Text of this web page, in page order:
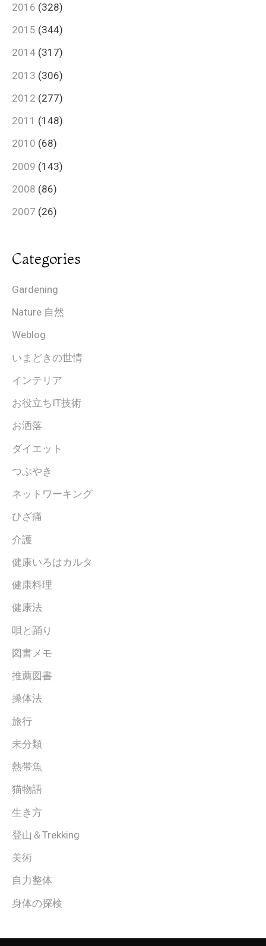
2016 (328)
2015 (344)
2014 (317)
2013 (306)
2012 (277)
2011 (148)
2010 (68)
2009 (143)
2008 (86)
2007 (26)
Categories
Gardening
Nature 自然
Weblog
いまどきの世情
インテリア
お役立ちIT技術
お洒落
ダイエット
つぶやき
ネットワーキング
ひざ痛
介護
健康いろはカルタ
健康料理
健康法
唄と踊り
図書メモ
推薦図書
操体法
旅行
未分類
熱帯魚
猫物語
生き方
登山＆Trekking
美術
自力整体
身体の探検